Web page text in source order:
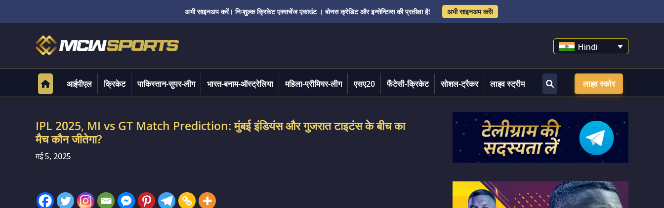
अभी साइनअप करें। निःशुल्क क्रिकेट एक्सचेंज एकाउंट । बोनस क्रेडिट और इन्सेन्टिव्स की प्रतीक्षा है! अभी साइनअप करें!
Hindi
आईपीएल क्रिकेट पाकिस्तान-सुपर-लीग भारत-बनाम-ऑस्ट्रेलिया महिला-प्रीमियर-लीग एसए20 फैंटेसी-क्रिकेट सोशल-ट्रैकर लाइव स्ट्रीम लाइव स्कोर
IPL 2025, MI vs GT Match Prediction: मुंबई इंडियंस और गुजरात टाइटंस के बीच का
मैच कौन जीतेगा?
मई 5, 2025